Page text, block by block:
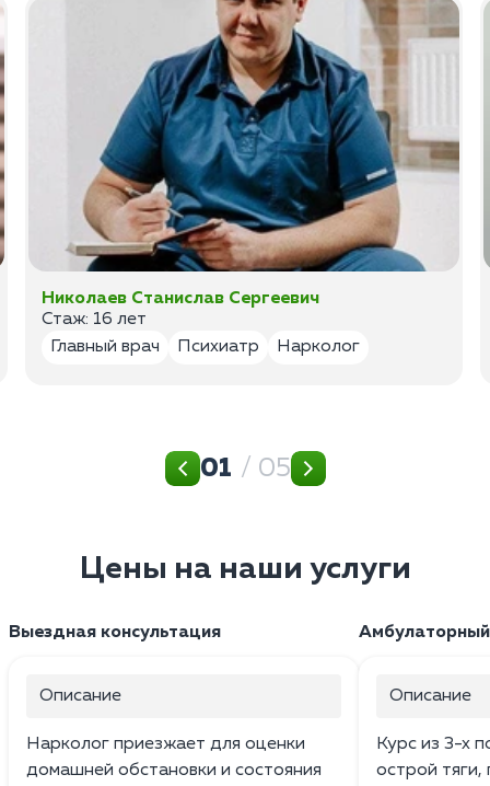
Николаев Станислав Сергеевич
Стаж: 16 лет
Главный врач
Психиатр Нарколог
01 / 05
Цены на наши услуги
Выездная консультация
Описание
Нарколог приезжает для оценки
домашней обстановки и состояния
Описание
Курс из 3-х
острой тяги,